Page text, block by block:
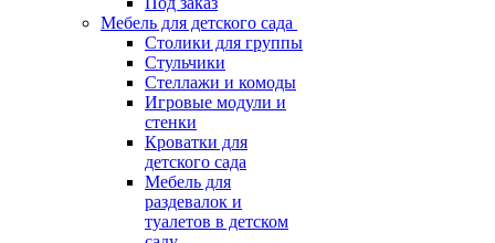
Мебель для детского сада
Столики для группы
Стульчики
Стеллажи и комоды
Игровые модули и
стенки
Кроватки для
детского сада
Мебель для
раздевалок и
туалетов в детском